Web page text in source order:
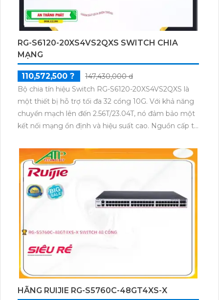
RG-S6120-20XS4VS2QXS SWITCH CHIA
MẠNG
110,572,500 ?
147,430,000 d
Bộ chia tín hiệu Switch RG-S6120-20XS4VS2QXS là
một thiết bị hỗ trợ tối đa 32 cổng 10G. Với khả năng
chuyển mạch lên đến 2.56T/23.04T, nó đảm bảo một
kết nối mạng ổn định và hiệu suất cao. Nguồn cấp từ
sử dụng. Công nghệ trang bị tiên tiến và đáng tin
cậy.
HÃNG RUIJIE RG-S5760C-48GT4XS-X